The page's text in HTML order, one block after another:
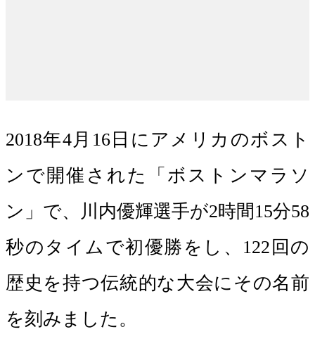
2018年4月16日にアメリカのボスト
ンで開催された「ボストンマラソ
ン」で、川内優輝選手が2時間15分58
秒のタイムで初優勝をし、122回の
歴史を持つ伝統的な大会にその名前
を刻みました。